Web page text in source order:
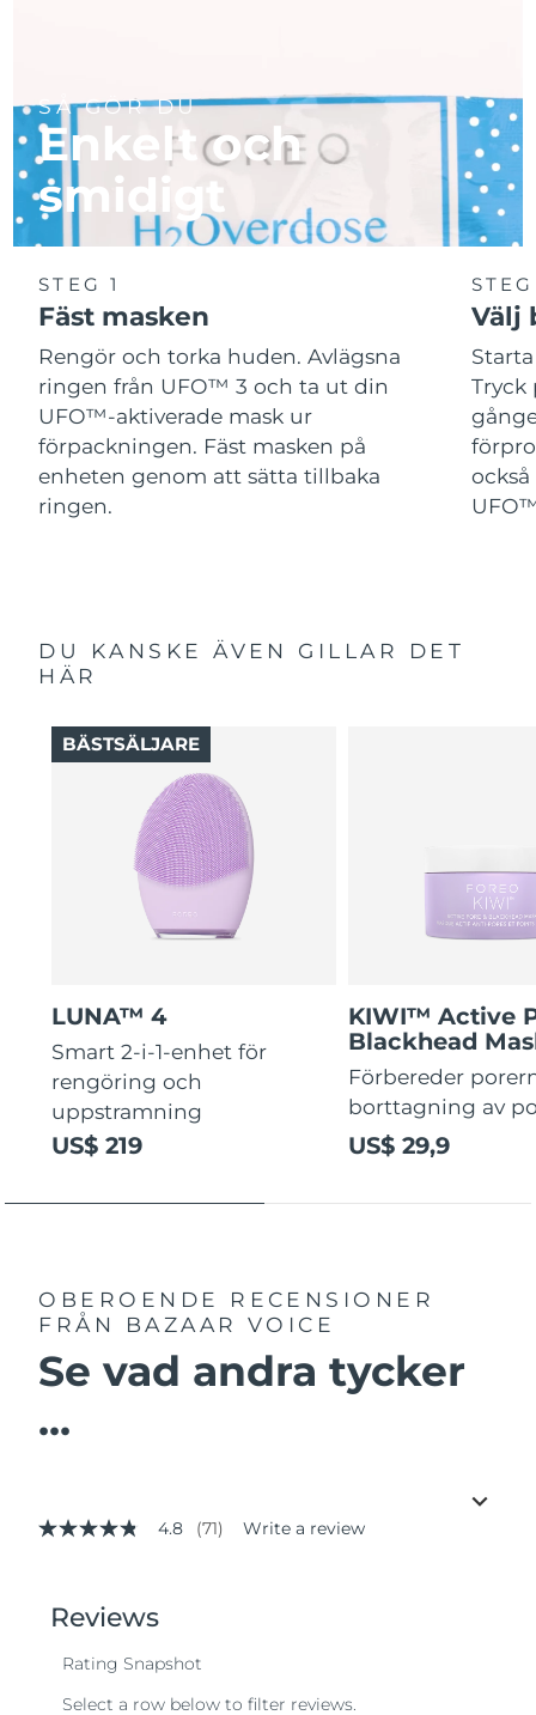
SÅ GÖR DU
Enkelt och
smidigt
STEG 1
Fäst masken
Rengör och torka huden. Avlägsna
ringen från UFO™ 3 och ta ut din
UFO™-aktiverade mask ur
förpackningen. Fäst masken på
enheten genom att sätta tillbaka
ringen.
Välj
Tryck
DU KANSKE ÄVEN GILLAR DET
HÄR
LUNA™ 4
Smart 2-i-1-enhet för
rengöring och
uppstramning
US$ 219
BÄSTSÄLJARE
KIWI™ Active
Blackhead
Förbereder
borttagning av
US$ 29,9
OBEROENDE RECENSIONER
FRÅN BAZAAR VOICE
Se vad andra tycker
...
4.8
stars,
average
value.
4.8 (71) Write a review